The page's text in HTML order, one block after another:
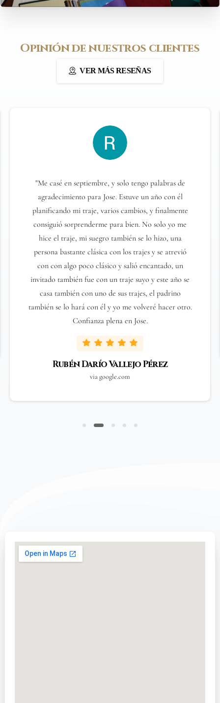
Opinióndenuestros clientes
VER MÁS RESEÑAS
"Me casé en septiembre, y solo tengo palabras de
agradecimiento para Jose. Estuve un año con él
planificando mi traje, varios cambios, y finalmente
consiguió sorprenderme para bien. No solo yo me
hice el traje, mi suegro también se lo hizo, una
persona bastante clásica con los trajes y se atrevió
con con algo poco clásico y salió encantado, un
invitado también fue con un traje suyo y este año se
casa también con uno de sus trajes, el padrino
también se lo hará con él y yo me volveré hacer otro.
Confianza plena en Jose.
Rubén Darío Vallejo Pérez
via google.com